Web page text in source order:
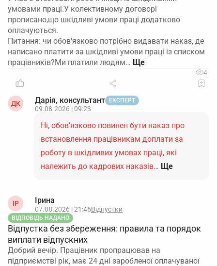
умовами праці.У колективному договорі
прописано,що шкідливі умови праці додатково
оплачуються.
Питання: чи обов'язково потрібно видавати наказ, де
написано платити за шкідливі умови праці із списком
працівників?Ми платили людям…
4
ДК Дарія, консультант ЕКСПЕРТ
09.08.2026 | 09:23
Ні, обов’язково повинен бути наказ про
встановлення працівникам доплати за
роботу в шкідливих умовах праці, які
належить до кадрових наказів… Ще
ІР Ірина
07.08.2026 | 21:46Відпустки
ВІДПОВІДЬ НАДАНО
Відпустка без збереження: правила та порядок
виплати відпускних
Добрий вечір. Працівник пропрацював на
підприємстві рік, має 24 дні заробленої оплачуваної